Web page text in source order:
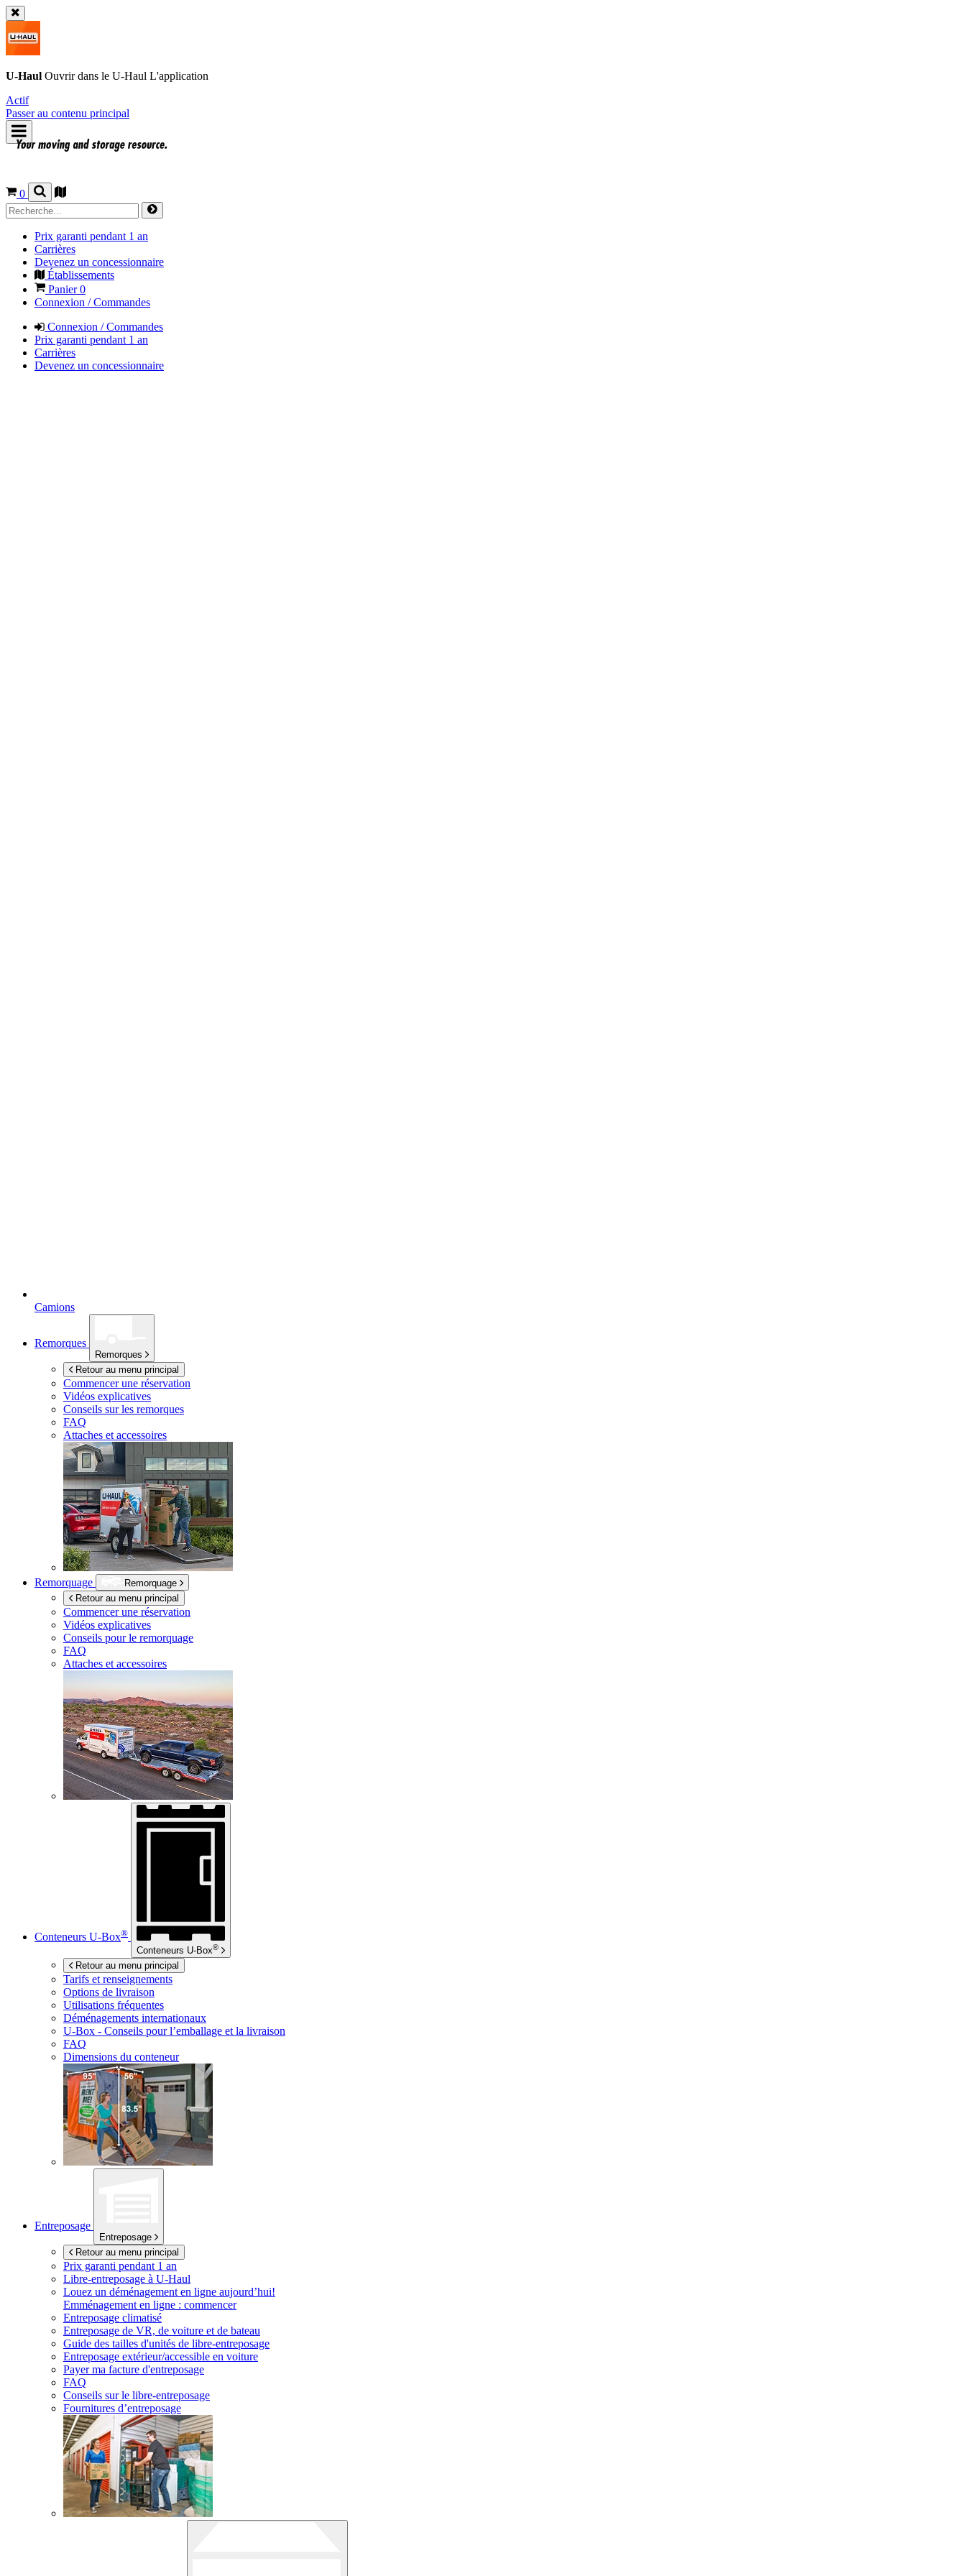
U-Haul Ouvrir dans le U-Haul L'application
Actif
Passer au contenu principal
0
Prix garanti pendant 1 an
Carrières
Devenez un concessionnaire
Établissements
Panier0
Connexion / Commandes
Connexion / Commandes
Prix garanti pendant 1 an
Carrières
Devenez un concessionnaire
Camions
Remorques
Remorques
Retour au menu principal
Commencer une réservation
Vidéos explicatives
Conseils sur les remorques
FAQ
Attaches et accessoires
Remorquage
Remorquage
Retour au menu principal
Commencer une réservation
Vidéos explicatives
Conseils pour le remorquage
FAQ
Attaches et accessoires
Conteneurs U-Box®
Conteneurs U-Box®
Retour au menu principal
Tarifs et renseignements
Options de livraison
Utilisations fréquentes
Déménagements internationaux
U-Box - Conseils pour l’emballage et la livraison
FAQ
Dimensions du conteneur
Entreposage
Entreposage
Retour au menu principal
Prix garanti pendant 1 an
Libre-entreposage à U-Haul
Louez un déménagement en ligne aujourd’hui!
Emménagement en ligne : commencer
Entreposage climatisé
Entreposage de VR, de voiture et de bateau
Guide des tailles d'unités de libre-entreposage
Entreposage extérieur/accessible en voiture
Payer ma facture d'entreposage
FAQ
Conseils sur le libre-entreposage
Fournitures d’entreposage